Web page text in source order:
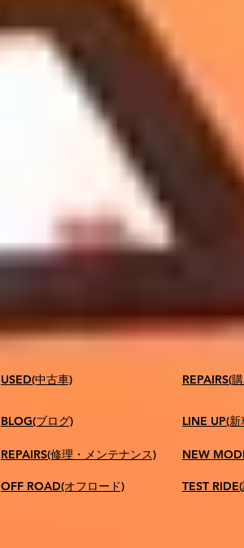
USED(中古車)
BLOG(ブログ)
REPAIRS(修理・メンテナンス)
OFF ROAD(オフロード)
​REPAIRS(
LINE UP(
NEW
TEST